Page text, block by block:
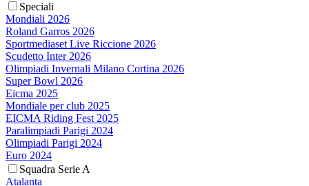
Speciali
Mondiali 2026
Roland Garros 2026
Sportmediaset Live Riccione 2026
Scudetto Inter 2026
Olimpiadi Invernali Milano Cortina 2026
Super Bowl 2026
Eicma 2025
Mondiale per club 2025
EICMA Riding Fest 2025
Paralimpiadi Parigi 2024
Olimpiadi Parigi 2024
Euro 2024
Squadra Serie A
Atalanta